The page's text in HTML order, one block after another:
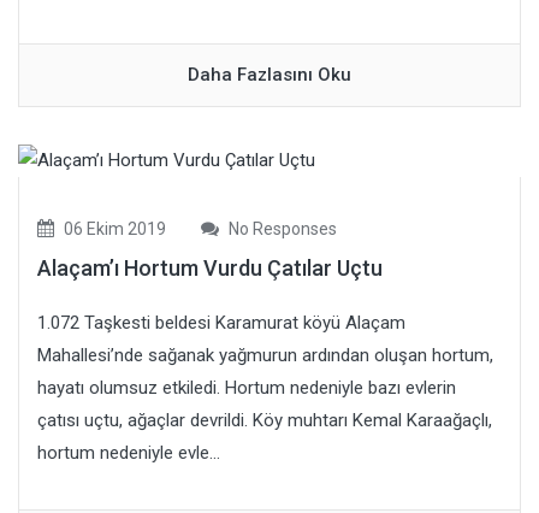
Daha Fazlasını Oku
06 Ekim 2019 No Responses
Alaçam’ı Hortum Vurdu Çatılar Uçtu
1.072 Taşkesti beldesi Karamurat köyü Alaçam
Mahallesi’nde sağanak yağmurun ardından oluşan hortum,
hayatı olumsuz etkiledi. Hortum nedeniyle bazı evlerin
çatısı uçtu, ağaçlar devrildi. Köy muhtarı Kemal Karaağaçlı,
hortum nedeniyle evle...